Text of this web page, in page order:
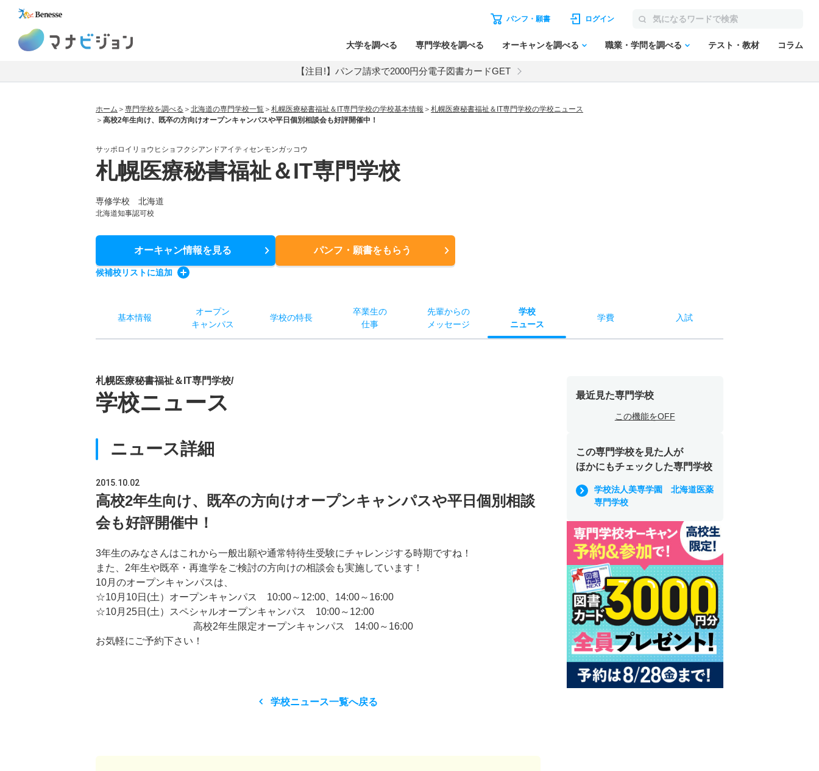
パンフ・願書 ログイン
大学を調べる 専門学校を調べる オーキャンを調べる 職業・学問を調べる テスト・教材 コラム
【注目!】パンフ請求で2000円分電子図書カードGET
ホーム 専門学校を調べる 北海道の専門学校一覧 札幌医療秘書福祉＆IT専門学校の学校基本情報
札幌医療秘書福祉＆IT専門学校の学校ニュース
高校2年生向け、既卒の方向けオープンキャンパスや平日個別相談会も好評開催中！
サッポロイリョウヒショフクシアンドアイティセンモンガッコウ
札幌医療秘書福祉＆IT専門学校
専修学校 北海道
北海道知事認可校
オーキャン情報を見る パンフ・願書をもらう
候補校リストに追加
基本情報
オープン
キャンパス
学校の特長
卒業生の
仕事
先輩からの
メッセージ
学校
ニュース
学費 入試
札幌医療秘書福祉＆IT専門学校/
学校ニュース
ニュース詳細
2015.10.02
高校2年生向け、既卒の方向けオープンキャンパスや平日個別相談
会も好評開催中！
3年生のみなさんはこれから一般出願や通常特待生受験にチャレンジする時期ですね！
また、2年生や既卒・再進学をご検討の方向けの相談会も実施しています！
10月のオープンキャンパスは、
☆10月10日(土）オープンキャンパス 10:00～12:00、14:00～16:00
☆10月25日(土）スペシャルオープンキャンパス 10:00～12:00
高校2年生限定オープンキャンパス 14:00～16:00
お気軽にご予約下さい！
学校ニュース一覧へ戻る
最近見た専門学校
この機能をOFF
この専門学校を見た人が
ほかにもチェックした専門学校
学校法人美専学園 北海道医薬
専門学校